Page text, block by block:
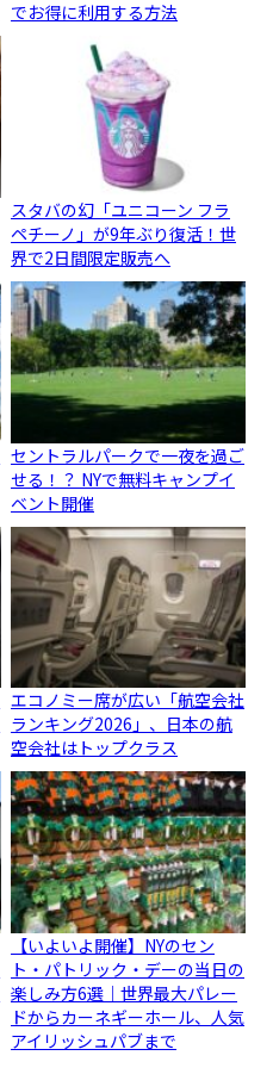
でお得に利用する方法
スタバの幻「ユニコーン フラ
ペチーノ」が9年ぶり復活！世
界で2日間限定販売へ
セントラルパークで一夜を過ご
せる！？ NYで無料キャンプイ
ベント開催
エコノミー席が広い「航空会社
ランキング2026」、日本の航
空会社はトップクラス
【いよいよ開催】NYのセン
ト・パトリック・デーの当日の
楽しみ方6選｜世界最大パレー
ドからカーネギーホール、人気
アイリッシュパブまで